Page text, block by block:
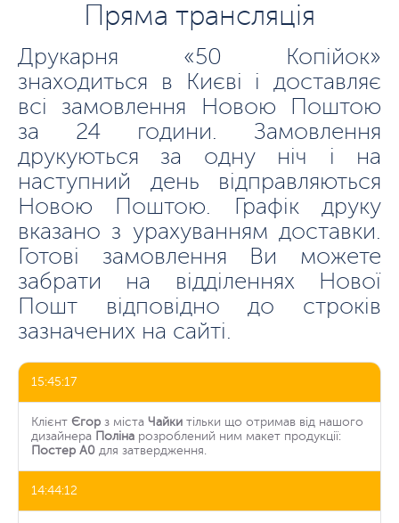
Пряма трансляція
Друкарня «50 Копійок»
знаходиться в Києві і доставляє
всі замовлення Новою Поштою
за 24 години. Замовлення
друкуються за одну ніч і на
наступний день відправляються
Новою Поштою. Графік друку
вказано з урахуванням доставки.
Готові замовлення Ви можете
забрати на відділеннях Нової
Пошт відповідно до строків
зазначених на сайті.
15:45:17
Клієнт Єгор з міста Чайки тільки що отримав від нашого
дизайнера Поліна розроблений ним макет продукції:
Постер А0 для затвердження.
14:44:12